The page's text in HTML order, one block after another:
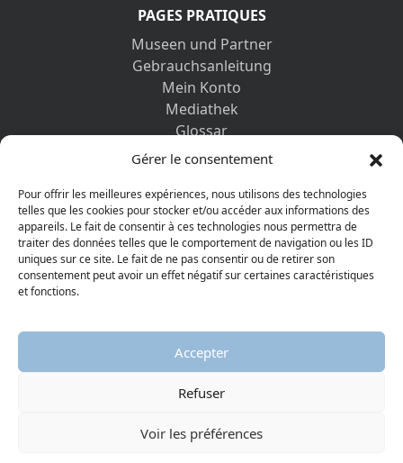
Gérer le consentement
Pour offrir les meilleures expériences, nous utilisons des technologies
telles que les cookies pour stocker et/ou accéder aux informations des
appareils. Le fait de consentir à ces technologies nous permettra de
traiter des données telles que le comportement de navigation ou les ID
uniques sur ce site. Le fait de ne pas consentir ou de retirer son
consentement peut avoir un effet négatif sur certaines caractéristiques
et fonctions.
Accepter
Refuser
Voir les préférences
PAGES PRATIQUES
Museen und Partner
Gebrauchsanleitung
Mein Konto
Mediathek
Glossar
Kontaktformular
Datenschutz-Bestimmungen
ENTDECKEN SIE AUCH
© 2026 Protestantisches Museum